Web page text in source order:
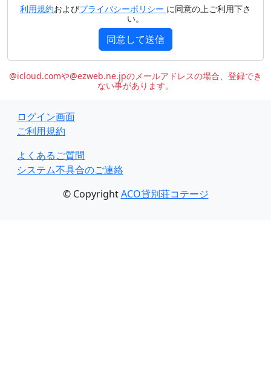
利用規約およびプライバシーポリシー に同意の上ご利用下さ
い。
同意して送信
@icloud.comや@ezweb.ne.jpのメールアドレスの場合、登録でき
ない事があります。
ログイン画面
ご利用規約
よくあるご質問
システム不具合のご連絡
© CopyrightACO貸別荘コテージ